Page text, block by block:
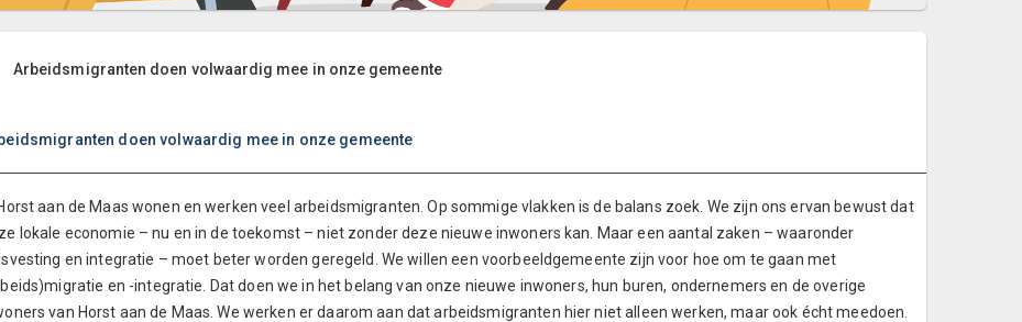
Arbeidsmigranten doen volwaardig mee in onze gemeente
doen volwaardig mee in onze gemeente
aan de Maas wonen en werken veel arbeidsmigranten. Op sommige vlakken is de balans zoek. We zijn ons ervan bewust dat
lokale economie – nu en in de toekomst – niet zonder deze nieuwe inwoners kan. Maar een aantal zaken – waaronder
en integratie – moet beter worden geregeld. We willen een voorbeeldgemeente zijn voor hoe om te gaan met
en -integratie. Dat doen we in het belang van onze nieuwe inwoners, hun buren, ondernemers en de overige
van Horst aan de Maas. We werken er daarom aan dat arbeidsmigranten hier niet alleen werken, maar ook écht meedoen.